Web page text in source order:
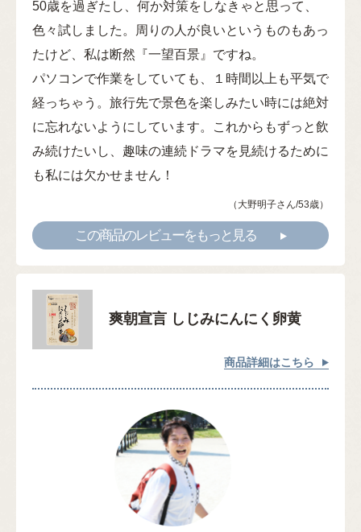
50歳を過ぎたし、何か対策をしなきゃと思って、
色々試しました。周りの人が良いというものもあっ
たけど、私は断然『一望百景』ですね。
パソコンで作業をしていても、１時間以上も平気で
経っちゃう。旅行先で景色を楽しみたい時には絶対
に忘れないようにしています。これからもずっと飲
み続けたいし、趣味の連続ドラマを見続けるために
も私には欠かせません！
（大野明子さん/53歳）
この商品のレビューをもっと見る
爽朝宣言 しじみにんにく卵黄
商品詳細はこちら